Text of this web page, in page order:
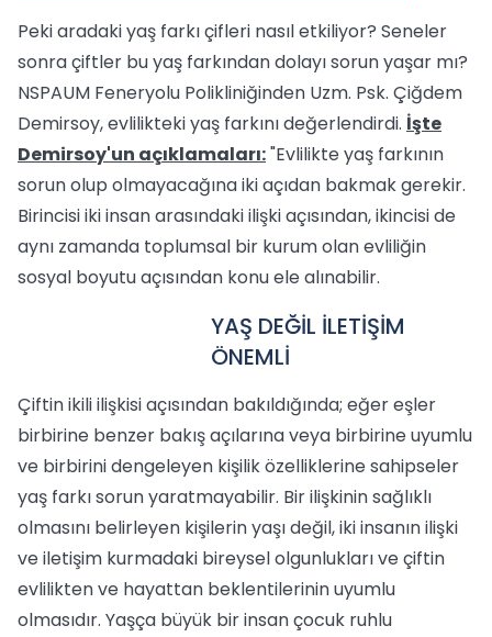
Peki aradaki yaş farkı çifleri nasıl etkiliyor? Seneler
sonra çiftler bu yaş farkından dolayı sorun yaşar mı?
NSPAUM Feneryolu Polikliniğinden Uzm. Psk. Çiğdem
Demirsoy, evlilikteki yaş farkını değerlendirdi. İşte
Demirsoy'un açıklamaları:"Evlilikte yaş farkının
sorun olup olmayacağına iki açıdan bakmak gerekir.
Birincisi iki insan arasındaki ilişki açısından, ikincisi de
aynı zamanda toplumsal bir kurum olan evliliğin
sosyal boyutu açısından konu ele alınabilir.
YAŞ DEĞİL İLETİŞİM
ÖNEMLİ
Çiftin ikili ilişkisi açısından bakıldığında; eğer eşler
birbirine benzer bakış açılarına veya birbirine uyumlu
ve birbirini dengeleyen kişilik özelliklerine sahipseler
yaş farkı sorun yaratmayabilir. Bir ilişkinin sağlıklı
olmasını belirleyen kişilerin yaşı değil, iki insanın ilişki
ve iletişim kurmadaki bireysel olgunlukları ve çiftin
evlilikten ve hayattan beklentilerinin uyumlu
olmasıdır. Yaşça büyük bir insan çocuk ruhlu